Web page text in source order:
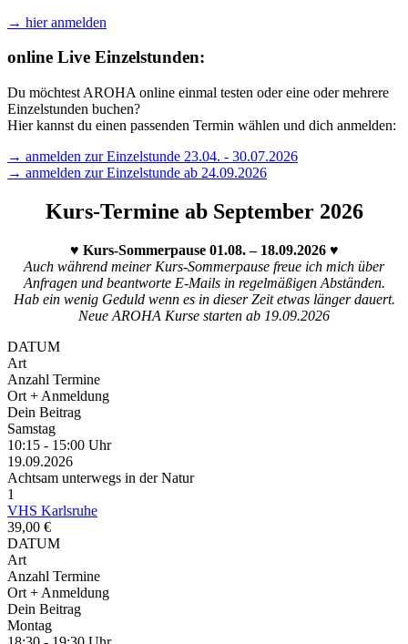
→ hier anmelden
online Live Einzelstunden:
Du möchtest AROHA online einmal testen oder eine oder mehrere
Einzelstunden buchen?
Hier kannst du einen passenden Termin wählen und dich anmelden:
→ anmelden zur Einzelstunde 23.04. - 30.07.2026
→ anmelden zur Einzelstunde ab 24.09.2026
Kurs-Termine ab September 2026
♥ Kurs-Sommerpause 01.08. – 18.09.2026 ♥
Auch während meiner Kurs-Sommerpause freue ich mich über
Anfragen und beantworte E-Mails in regelmäßigen Abständen.
Hab ein wenig Geduld wenn es in dieser Zeit etwas länger dauert.
Neue AROHA Kurse starten ab 19.09.2026
DATUM
Art
Anzahl Termine
Ort + Anmeldung
Dein Beitrag
Samstag
10:15 - 15:00 Uhr
19.09.2026
Achtsam unterwegs in der Natur
1
VHS Karlsruhe
39,00 €
DATUM
Art
Anzahl Termine
Ort + Anmeldung
Dein Beitrag
Montag